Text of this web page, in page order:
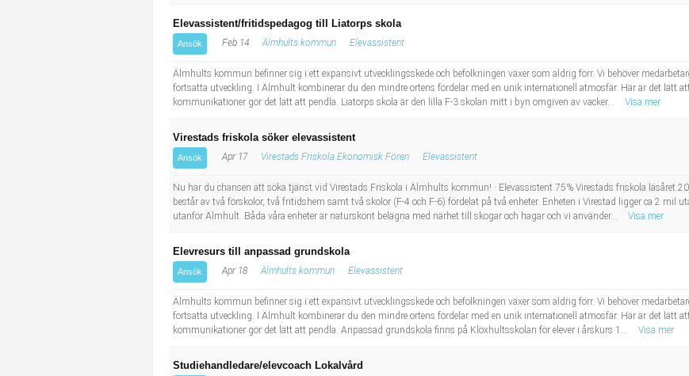
Elevassistent/fritidspedagog till Liatorps skola
Ansök Feb 14 Älmhults kommun Elevassistent
Älmhults kommun befinner sig i ett expansivt utvecklingsskede och befolkningen växer som aldrig förr. Vi behöver
fortsatta utveckling. I Älmhult kombinerar du den mindre ortens fördelar med en unik internationell atmosfär. Här är det lätt
kommunikationer gör det lätt att pendla. Liatorps skola är den lilla F-3 skolan mitt i byn omgiven av vacker...
Visa mer
Virestads friskola söker elevassistent
Ansök Apr 17 Virestads Friskola Ekonomisk Fören Elevassistent
Nu har du chansen att söka tjänst vid Virestads Friskola i Älmhults kommun! · Elevassistent 75% Virestads friskola läsåret
består av två förskolor, två fritidshem samt två skolor (F-4 och F-6) fördelat på två enheter. Enheten i Virestad ligger ca 2 mil
utanför Älmhult. Båda våra enheter är naturskönt belägna med närhet till skogar och hagar och vi använder...
Visa mer
Elevresurs till anpassad grundskola
Ansök Apr 18 Älmhults kommun Elevassistent
Älmhults kommun befinner sig i ett expansivt utvecklingsskede och befolkningen växer som aldrig förr. Vi behöver
fortsatta utveckling. I Älmhult kombinerar du den mindre ortens fördelar med en unik internationell atmosfär. Här är det lätt
kommunikationer gör det lätt att pendla. Anpassad grundskola finns på Klöxhultsskolan för elever i årskurs 1...
Visa mer
Studiehandledare/elevcoach Lokalvård